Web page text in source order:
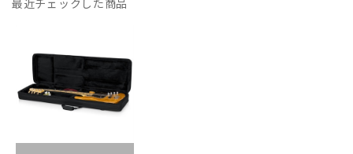
最近チェックした商品